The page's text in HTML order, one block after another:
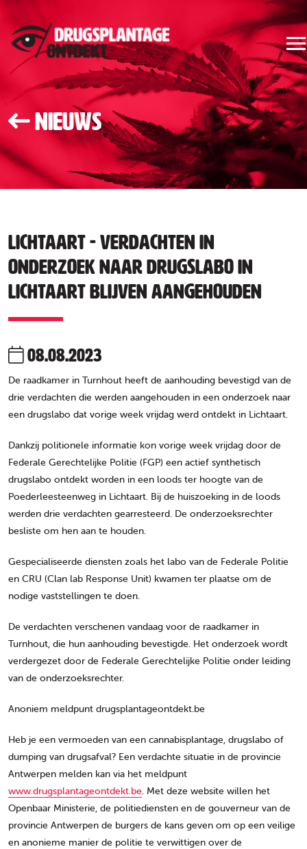
Nieuws
Lichtaart - Verdachten in
onderzoek naar drugslabo in
Lichtaart blijven aangehouden
08.08.2023
De raadkamer in Turnhout heeft de aanhouding bevestigd van de
drie verdachten die werden aangehouden in een onderzoek naar
een drugslabo dat vorige week vrijdag werd ontdekt in Lichtaart.
Dankzij politionele informatie kon vorige week vrijdag door de
Federale Gerechtelijke Politie (FGP) een actief synthetisch
drugslabo ontdekt worden in een loods ter hoogte van de
Poederleesteenweg in Lichtaart. Bij de huiszoeking in de loods
werden drie verdachten gearresteerd. De onderzoeksrechter
besliste om hen aan te houden.
Gespecialiseerde diensten zoals het labo van de Federale Politie
en CRU (Clan lab Response Unit) kwamen ter plaatse om de
nodige vaststellingen te doen.
De verdachten verschenen vandaag voor de raadkamer in
Turnhout, die hun aanhouding bevestigde. Het onderzoek wordt
verdergezet door de Federale Gerechtelijke Politie onder leiding
van de onderzoeksrechter.
Anoniem meldpunt drugsplantageontdekt.be
Heb je een vermoeden van een cannabisplantage, drugslabo of
dumping van drugsafval? Een verdachte situatie in de provincie
Antwerpen melden kan via het meldpunt
www.drugsplantageontdekt.be. Met deze website willen het
Openbaar Ministerie, de politiediensten en de gouverneur van de
provincie Antwerpen de burgers de kans geven om op een veilige
en anonieme manier de politie te verwittigen over de